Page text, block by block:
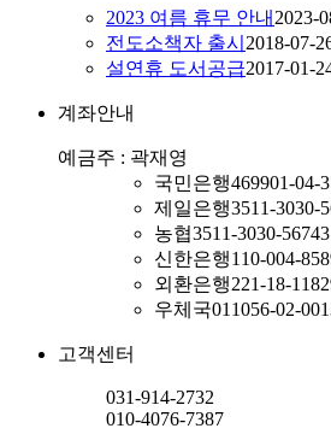
2023 여름 휴무 안내 2023-
전도소책자 출시 2018-07-
설연휴 도서공급2017-01-
계좌안내
예금주 : 곽재영
국민은행469901-04-
제일은행3511-3030-
농협3511-3030-56743
신한은행110-004-
외환은행221-18-
우체국011056-02-
고객센터
031-914-2732
010-4076-7387